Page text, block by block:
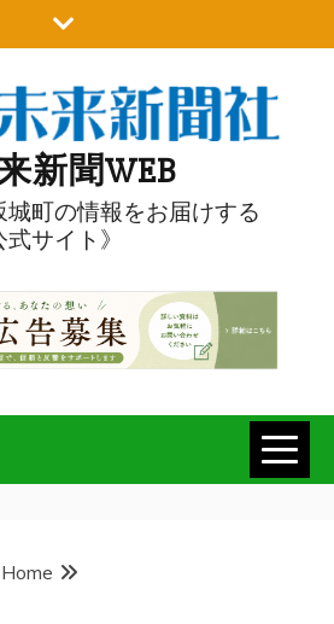
新聞WEB
町の情報をお届けする
サイト》
Home